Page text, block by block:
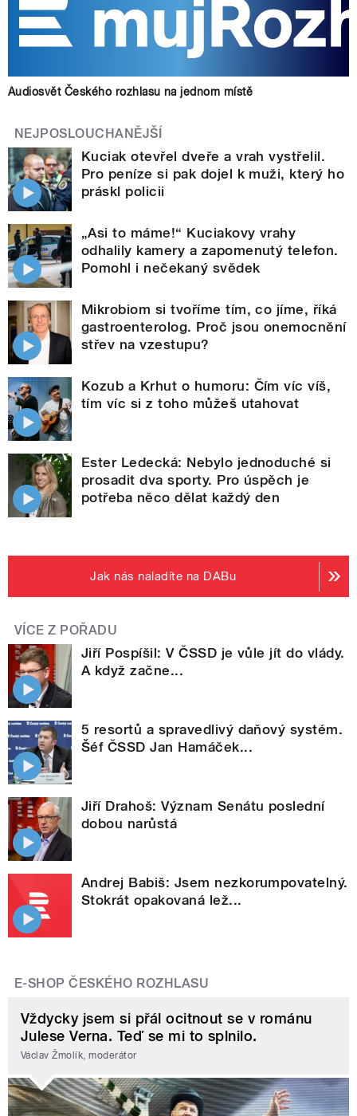
Audiosvět Českého rozhlasu na jednom místě
NEJPOSLOUCHANĚJŠÍ
Kuciak otevřel dveře a vrah vystřelil.
Pro peníze si pak dojel k muži, který ho
práskl policii
„Asi to máme!“ Kuciakovy vrahy
odhalily kamery a zapomenutý telefon.
Pomohl i nečekaný svědek
Mikrobiom si tvoříme tím, co jíme, říká
gastroenterolog. Proč jsou onemocnění
střev na vzestupu?
Kozub a Krhut o humoru: Čím víc víš,
tím víc si z toho můžeš utahovat
Ester Ledecká: Nebylo jednoduché si
prosadit dva sporty. Pro úspěch je
potřeba něco dělat každý den
Jak nás naladíte na DABu
VÍCE Z POŘADU
Jiří Pospíšil: V ČSSD je vůle jít do vlády.
A když začne...
5 resortů a spravedlivý daňový systém.
Šéf ČSSD Jan Hamáček...
Jiří Drahoš: Význam Senátu poslední
dobou narůstá
Andrej Babiš: Jsem nezkorumpovatelný.
Stokrát opakovaná lež...
E-SHOP ČESKÉHO ROZHLASU
Vždycky jsem si přál ocitnout se v románu
Julese Verna. Teď se mi to splnilo.
Václav Žmolík, moderátor